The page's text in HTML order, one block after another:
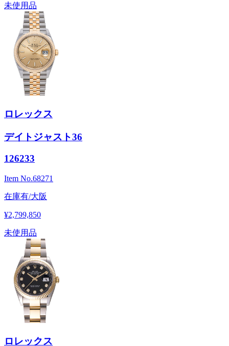
未使用品
ロレックス
デイトジャスト36
126233
Item No.68271
在庫有/大阪
¥2,799,850
未使用品
ロレックス